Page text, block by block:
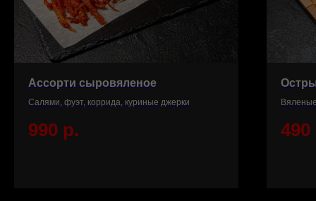
Ассорти сыровяленое
Салями, фуэт, коррида, куриные джерки
990 р. 490